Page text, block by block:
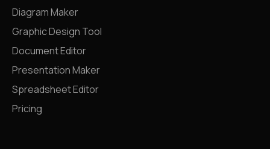
Diagram Maker
Graphic Design Tool
Document Editor
Presentation Maker
Spreadsheet Editor
Pricing